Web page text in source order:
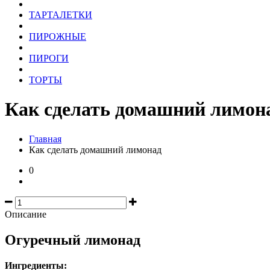
ТАРТАЛЕТКИ
ПИРОЖНЫЕ
ПИРОГИ
ТОРТЫ
Как сделать домашний
Главная
Как сделать домашний лимонад
0
Описание
Огуречный лимонад
Ингредиенты: